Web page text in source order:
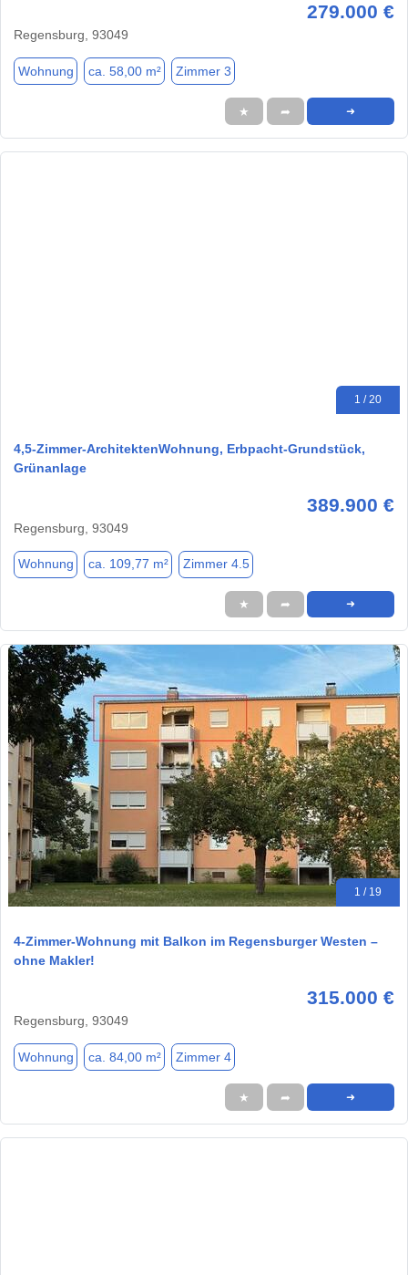
279.000 €
Regensburg, 93049
Wohnung ca. 58,00 m² Zimmer 3
★ ➦ ➜
1 / 20
4,5-Zimmer-ArchitektenWohnung, Erbpacht-Grundstück,
Grünanlage
389.900 €
Regensburg, 93049
Wohnung ca. 109,77 m² Zimmer 4.5
★ ➦ ➜
1 / 19
4-Zimmer-Wohnung mit Balkon im Regensburger Westen –
ohne Makler!
315.000 €
Regensburg, 93049
Wohnung ca. 84,00 m² Zimmer 4
★ ➦ ➜